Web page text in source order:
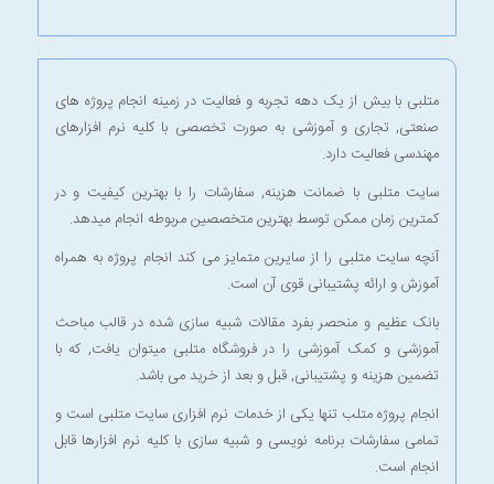
متلبی با بیش از یک دهه تجربه و فعالیت در زمینه انجام پروژه های
صنعتی, تجاری و آموزشی به صورت تخصصی با کلیه نرم افزارهای
مهندسی فعالیت دارد.
سایت متلبی با ضمانت هزینه, سفارشات را با بهترین کیفیت و در
کمترین زمان ممکن توسط بهترین متخصصین مربوطه انجام میدهد.
آنچه سایت متلبی را از سایرین متمایز می کند انجام پروژه به همراه
آموزش و ارائه پشتیبانی قوی آن است.
بانک عظیم و منحصر بفرد مقالات شبیه سازی شده در قالب مباحث
آموزشی و کمک آموزشی را درفروشگاه متلبی میتوان یافت, که با
تضمین هزینه و پشتیبانی, قبل و بعد از خرید می باشد.
انجام پروژه متلب تنها یکی از خدمات نرم افزاری سایت متلبی است و
تمامی سفارشات برنامه نویسی و شبیه سازی با کلیه نرم افزارها قابل
انجام است.